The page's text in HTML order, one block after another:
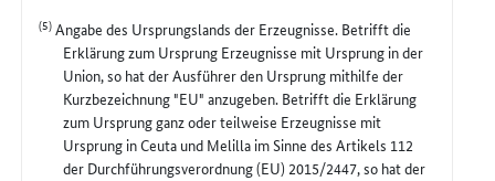
(5)Angabe des Ursprungslands der Erzeugnisse. Betrifft die
Erklärung zum Ursprung Erzeugnisse mit Ursprung in der
Union, so hat der Ausführer den Ursprung mithilfe der
Kurzbezeichnung "EU" anzugeben. Betrifft die Erklärung
zum Ursprung ganz oder teilweise Erzeugnisse mit
Ursprung in Ceuta und Melilla im Sinne des Artikels 112
der Durchführungsverordnung (EU) 2015/2447, so hat der